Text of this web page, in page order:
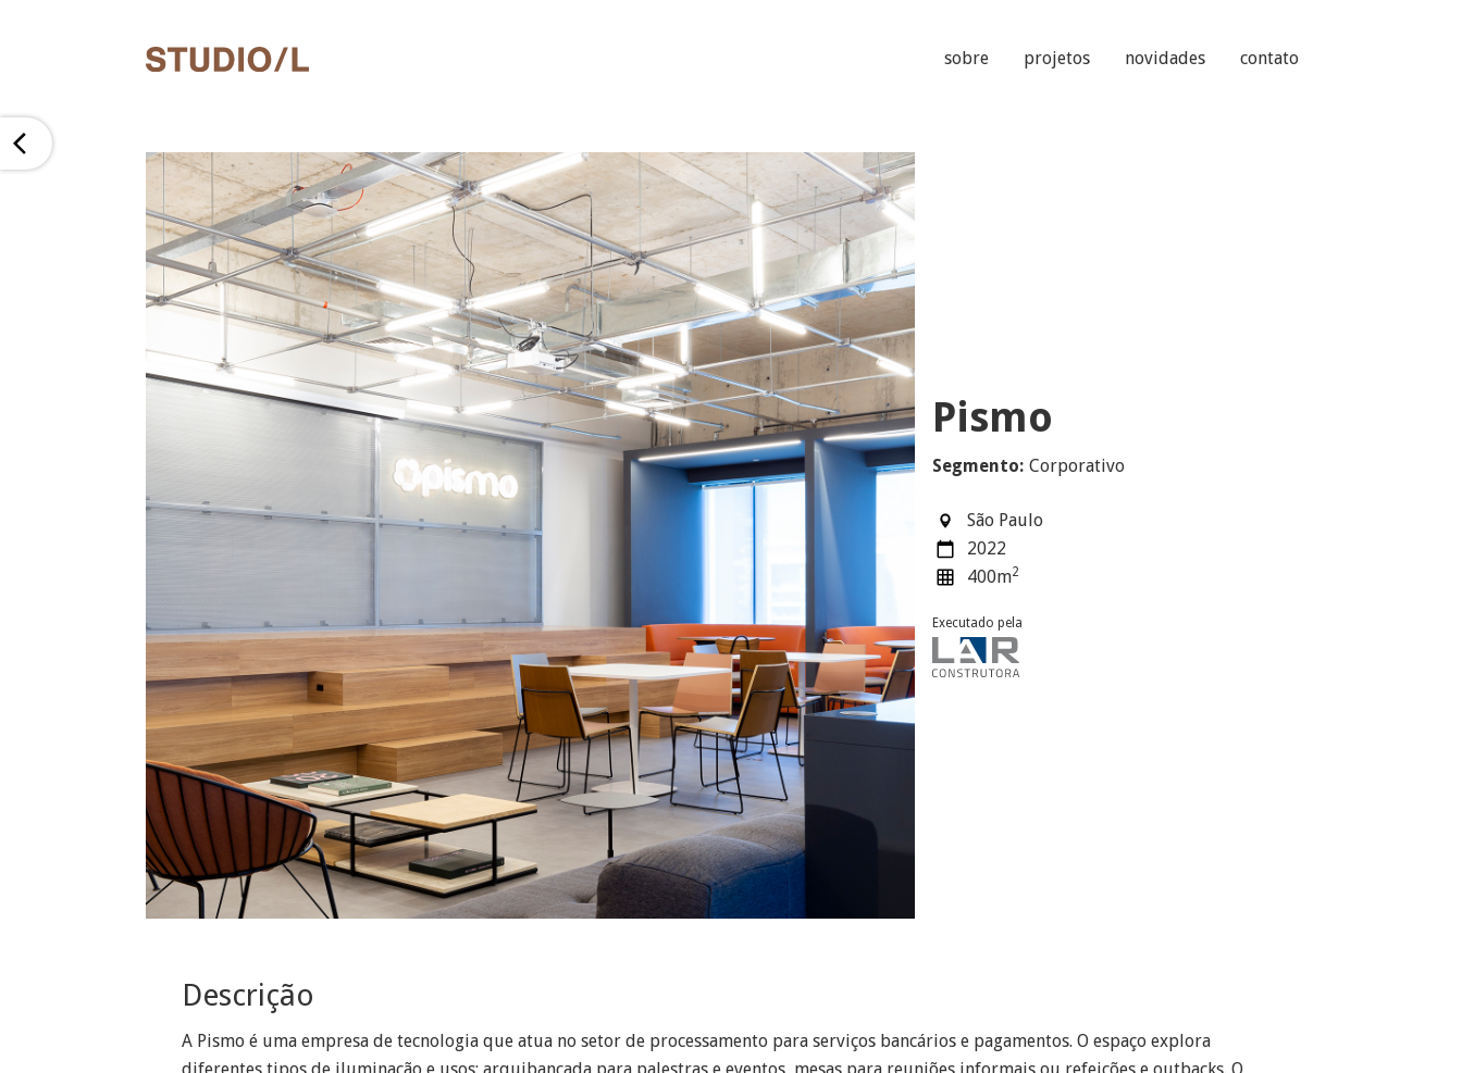
sobre projetos novidades contato
Pismo
Segmento: Corporativo
São Paulo
2022
400m2
Executado pela
Descrição
A Pismo é uma empresa de tecnologia que atua no setor de processamento para serviços bancários e pagamentos. O espaço explora